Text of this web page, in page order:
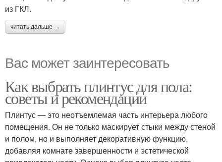
из ГКЛ.
читать дальше →
Вас может заинтересовать
Как выбрать плинтус для пола:
советы и рекомендации
Плинтус — это неотъемлемая часть интерьера любого
помещения. Он не только маскирует стыки между стеной
и полом, но и выполняет декоративную функцию,
добавляя комнате завершенности и эстетической